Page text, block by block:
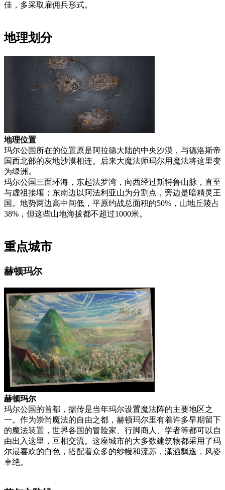
佳，多采取雇佣兵形式。
地理划分
地理位置
玛尔公国所在的位置原是阿拉德大陆的中央沙漠，与德洛斯帝
国西北部的灰地沙漠相连。后来大魔法师玛尔用魔法将这里变
为绿洲。
玛尔公国三面环海，东起法罗湾，向西经过斯特鲁山脉，直至
与虚祖接壤；东南边以阿法利亚山为分割点，旁边是暗精灵王
国。地势两边高中间低，平原约战总面积的50%，山地丘陵占
38%，但这些山地海拔都不超过1000米。
重点城市
赫顿玛尔
赫顿玛尔
玛尔公国的首都，据传是当年玛尔设置魔法阵的主要地区之
一。作为崇尚魔法的自由之都，赫顿玛尔里有着许多早期留下
的魔法装置，世界各国的冒险家、行脚商人、学者等都可以自
由出入这里，互相交流。这座城市的大多数建筑物都采用了玛
尔最喜欢的白色，搭配着众多的纱幔和流苏，潇洒飘逸，风姿
卓绝。